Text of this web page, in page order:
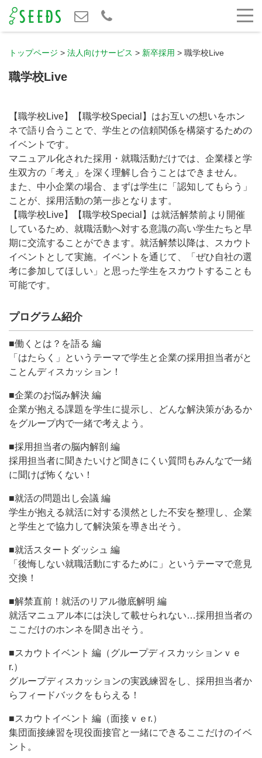
トップページ > 法人向けサービス > 新卒採用 > 職学校Live
職学校Live
【職学校Live】【職学校Special】はお互いの想いをホン
ネで語り合うことで、学生との信頼関係を構築するための
イベントです。
マニュアル化された採用・就職活動だけでは、企業様と学
生双方の「考え」を深く理解し合うことはできません。
また、中小企業の場合、まずは学生に「認知してもらう」
ことが、採用活動の第一歩となります。
【職学校Live】【職学校Special】は就活解禁前より開催
しているため、就職活動へ対する意識の高い学生たちと早
期に交流することができます。就活解禁以降は、スカウト
イベントとして実施。イベントを通じて、「ぜひ自社の選
考に参加してほしい」と思った学生をスカウトすることも
可能です。
プログラム紹介
■働くとは？を語る 編
「はたらく」というテーマで学生と企業の採用担当者がと
ことんディスカッション！
■企業のお悩み解決 編
企業が抱える課題を学生に提示し、どんな解決策があるか
をグループ内で一緒で考えよう。
■採用担当者の脳内解剖 編
採用担当者に聞きたいけど聞きにくい質問もみんなで一緒
に聞けば怖くない！
■就活の問題出し会議 編
学生が抱える就活に対する漠然とした不安を整理し、企業
と学生とで協力して解決策を導き出そう。
■就活スタートダッシュ 編
「後悔しない就職活動にするために」というテーマで意見
交換！
■解禁直前！就活のリアル徹底解明 編
就活マニュアル本には決して載せられない…採用担当者の
ここだけのホンネを聞き出そう。
■スカウトイベント 編（グループディスカッションｖｅ
r.）
グループディスカッションの実践練習をし、採用担当者か
らフィードバックをもらえる！
■スカウトイベント 編（面接ｖｅr.）
集団面接練習を現役面接官と一緒にできるここだけのイベ
ント。